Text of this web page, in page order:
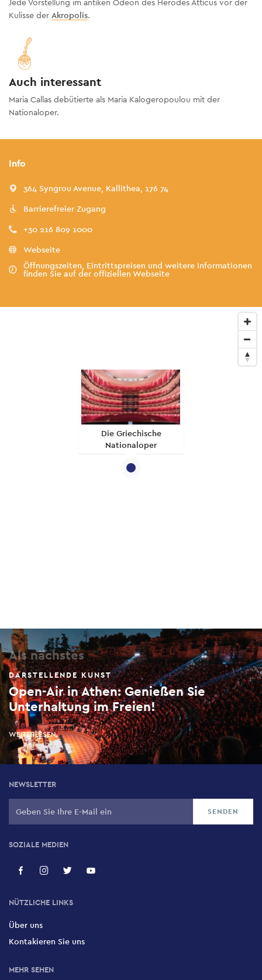
Jede Vorstellung im antiken Odeon des Herodes Atticus vor der
Kulisse der Akropolis.
Auch interessant
Maria Callas debütierte als Maria Kalogeropoulou mit der
Nationaloper.
Info
364 Syngrou Avenue, Kallithea, 176 74
Barrierefreier Zugang
+30 216 809 1000
Webseite
Öffnungszeiten, Eintrittspreisen und weitere Informationen
finden Sie auf der offiziellen Webseite
Die Griechische
Nationaloper
Als nächstes
DARSTELLENDE KUNST
Open-Air in Athen: Genießen Sie
Unterhaltung im Freien!
WEITERLESEN
NEWSLETTER
SOZIALE MEDIEN
NÜTZLICHE LINKS
Über uns
Kontakieren Sie uns
MEHR SEHEN